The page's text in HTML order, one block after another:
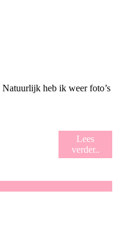
Natuurlijk heb ik weer foto’s
Lees
verder..